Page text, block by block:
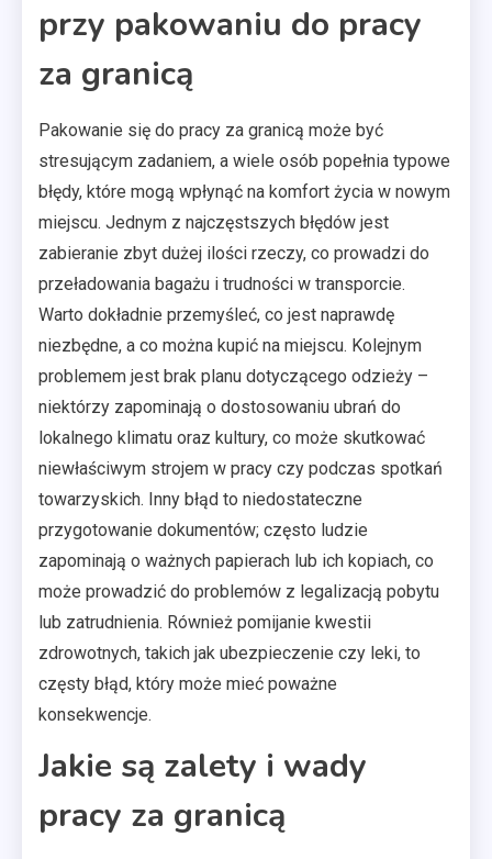
przy pakowaniu do pracy
za granicą
Pakowanie się do pracy za granicą może być
stresującym zadaniem, a wiele osób popełnia typowe
błędy, które mogą wpłynąć na komfort życia w nowym
miejscu. Jednym z najczęstszych błędów jest
zabieranie zbyt dużej ilości rzeczy, co prowadzi do
przeładowania bagażu i trudności w transporcie.
Warto dokładnie przemyśleć, co jest naprawdę
niezbędne, a co można kupić na miejscu. Kolejnym
problemem jest brak planu dotyczącego odzieży –
niektórzy zapominają o dostosowaniu ubrań do
lokalnego klimatu oraz kultury, co może skutkować
niewłaściwym strojem w pracy czy podczas spotkań
towarzyskich. Inny błąd to niedostateczne
przygotowanie dokumentów; często ludzie
zapominają o ważnych papierach lub ich kopiach, co
może prowadzić do problemów z legalizacją pobytu
lub zatrudnienia. Również pomijanie kwestii
zdrowotnych, takich jak ubezpieczenie czy leki, to
częsty błąd, który może mieć poważne
konsekwencje.
Jakie są zalety i wady
pracy za granicą